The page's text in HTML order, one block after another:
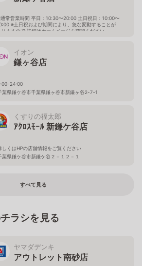
常営業時間 平日：10:30〜20:00 土日祝日：10:00〜
※土日祝および期間により、急な変動することが
りますので 詳細はホームページを確認ください
イオン
鎌ヶ谷店
24:00
葉県鎌ケ谷市千葉県鎌ヶ谷市新鎌ヶ谷2-7-1
くすりの福太郎
ｱｸﾛｽﾓｰﾙ 新鎌ケ谷店
しくはHPの店舗情報をご覧ください
葉県鎌ケ谷市新鎌ケ谷２－１２－１
すべて見る
ラシを見る
ヤマダデンキ
アウトレット南砂店